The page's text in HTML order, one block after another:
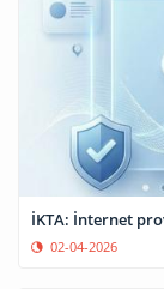
İKTA: İnternet
02-04-2026